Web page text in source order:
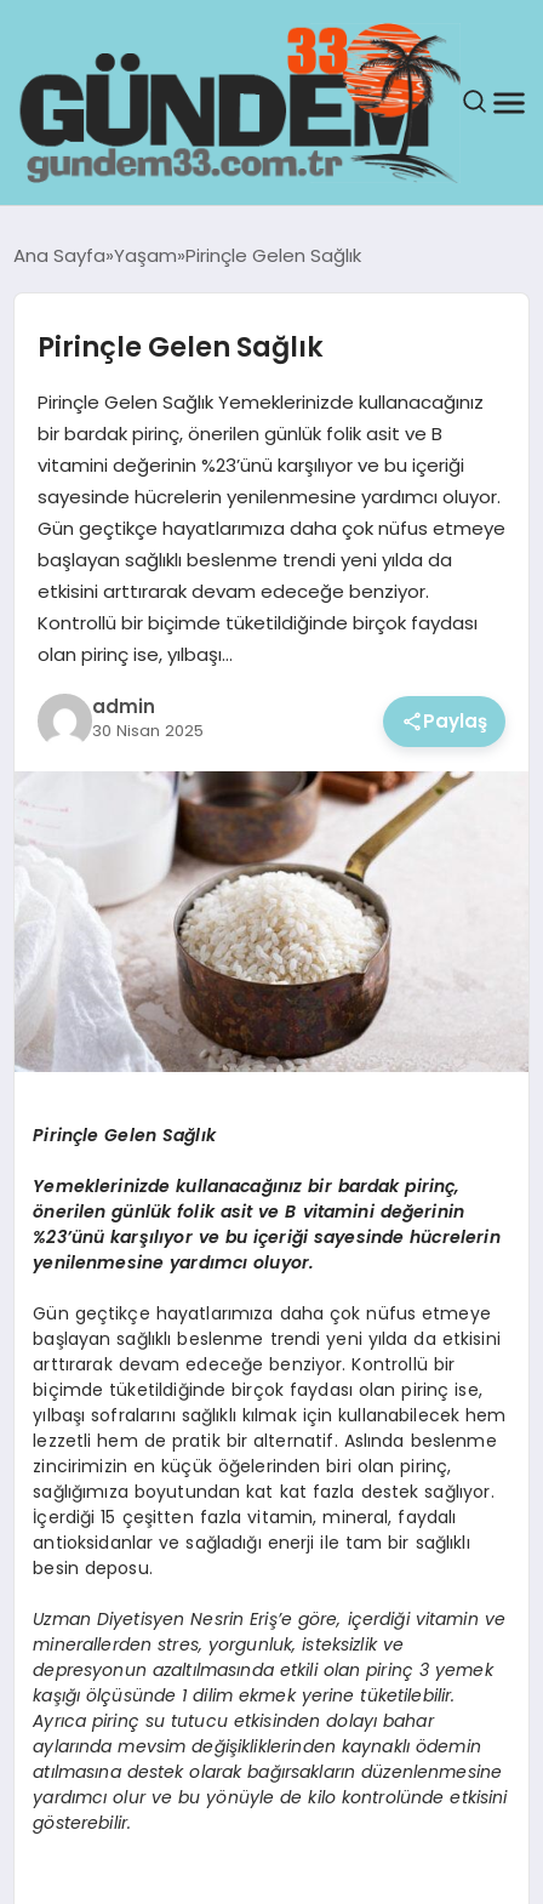
GÜNDEM
YAŞAM
SAĞLIK
TEKNOLOJI
EKONOMI
MAGAZIN
Ana Sayfa Yaşam Pirinçle Gelen Sağlık
Pirinçle Gelen Sağlık
Pirinçle Gelen Sağlık Yemeklerinizde kullanacağınız
bir bardak pirinç, önerilen günlük folik asit ve B
vitamini değerinin %23’ünü karşılıyor ve bu içeriği
sayesinde hücrelerin yenilenmesine yardımcı oluyor.
Gün geçtikçe hayatlarımıza daha çok nüfus etmeye
başlayan sağlıklı beslenme trendi yeni yılda da
etkisini arttırarak devam edeceğe benziyor.
Kontrollü bir biçimde tüketildiğinde birçok faydası
olan pirinç ise, yılbaşı…
admin
30 Nisan 2025 Paylaş
Pirinçle Gelen Sağlık
Yemeklerinizde kullanacağınız bir bardak pirinç,
önerilen günlük folik asit ve B vitamini değerinin
%23’ünü karşılıyor ve bu içeriği sayesinde hücrelerin
yenilenmesine yardımcı oluyor.
Gün geçtikçe hayatlarımıza daha çok nüfus etmeye
başlayan sağlıklı beslenme trendi yeni yılda da etkisini
arttırarak devam edeceğe benziyor. Kontrollü bir
biçimde tüketildiğinde birçok faydası olan pirinç ise,
yılbaşı sofralarını sağlıklı kılmak için kullanabilecek hem
lezzetli hem de pratik bir alternatif. Aslında beslenme
zincirimizin en küçük öğelerinden biri olan pirinç,
sağlığımıza boyutundan kat kat fazla destek sağlıyor.
İçerdiği 15 çeşitten fazla vitamin, mineral, faydalı
antioksidanlar ve sağladığı enerji ile tam bir sağlıklı
besin deposu.
Uzman Diyetisyen Nesrin Eriş’e göre, içerdiği vitamin ve
minerallerden stres, yorgunluk, isteksizlik ve
depresyonun azaltılmasında etkili olan pirinç 3 yemek
kaşığı ölçüsünde 1 dilim ekmek yerine tüketilebilir.
Ayrıca pirinç su tutucu etkisinden dolayı bahar
aylarında mevsim değişikliklerinden kaynaklı ödemin
atılmasına destek olarak bağırsakların düzenlenmesine
yardımcı olur ve bu yönüyle de kilo kontrolünde etkisini
gösterebilir.